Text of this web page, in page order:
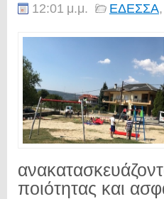
12:01 μ.μ. ΕΔΕΣΣΑ,
ποιότητας και